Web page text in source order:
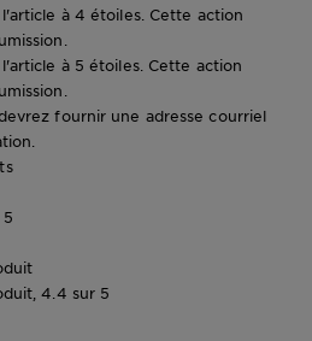
à 4 étoiles. Cette action
à 5 étoiles. Cette action
fournir une adresse courriel
4.4 sur 5